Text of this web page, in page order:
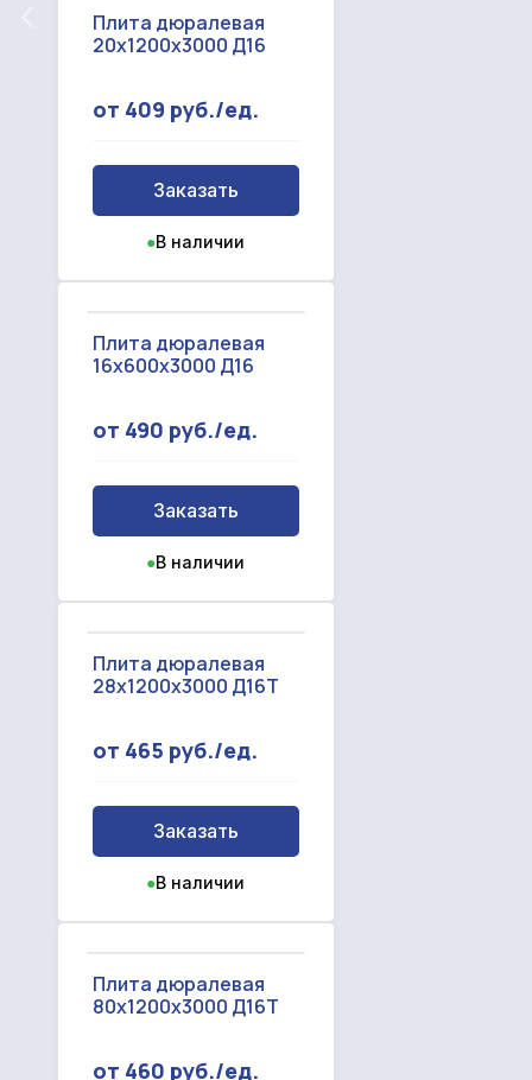
Плита дюралевая
20х1200х3000 Д16
от 409 руб./ед.
Заказать
●В наличии
Плита дюралевая
16х600х3000 Д16
от 490 руб./ед.
Заказать
●В наличии
Плита дюралевая
28х1200х3000 Д16Т
от 465 руб./ед.
Заказать
●В наличии
Плита дюралевая
80х1200х3000 Д16Т
от 460 руб./ед.